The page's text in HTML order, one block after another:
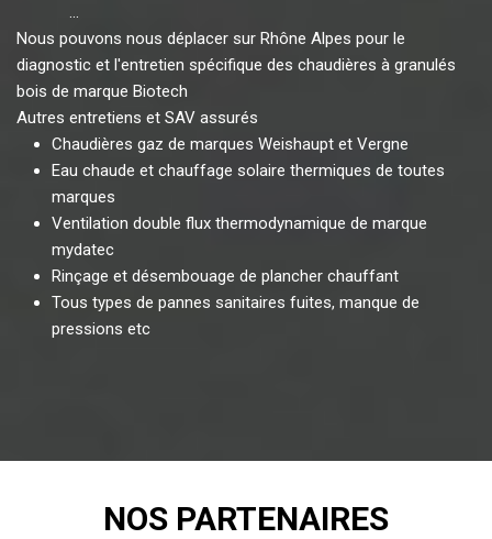
...
Nous pouvons nous déplacer sur Rhône Alpes pour le
diagnostic et l'entretien spécifique des chaudières à granulés
bois de marque Biotech
Autres entretiens et SAV assurés
Chaudières gaz de marques Weishaupt et Vergne
Eau chaude et chauffage solaire thermiques de toutes
marques
Ventilation double flux thermodynamique de marque
mydatec
Rinçage et désembouage de plancher chauffant
Tous types de pannes sanitaires fuites, manque de
pressions etc
NOS PARTENAIRES